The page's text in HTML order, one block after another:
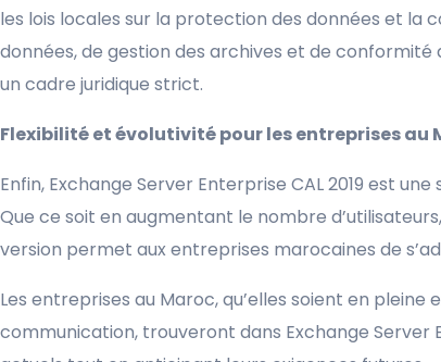
les lois locales sur la protection des données et la
données, de gestion des archives et de
un cadre juridique strict.
Flexibilité et évolutivité pour les entreprises au
Enfin, Exchange Server Enterprise CAL 2019 est
Que ce soit en augmentant le nombre
version permet aux entreprises marocaines de
Les entreprises au Maroc, qu’elles soient en
communication, trouveront dans Exchange Server